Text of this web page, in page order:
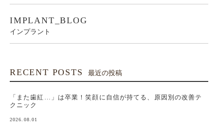
IMPLANT_BLOG
インプラント
RECENT POSTS 最近の投稿
「また歯紅…」は卒業！笑顔に自信が持てる、原因別の改善テ
クニック
2026.08.01